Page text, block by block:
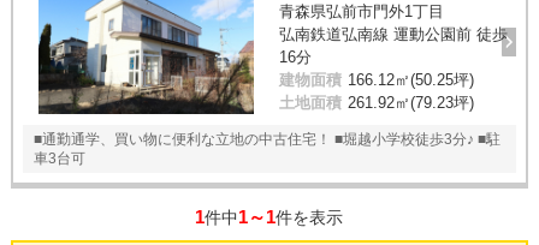
青森県弘前市門外1丁目
弘南鉄道弘南線 運動公園前 徒歩
16分
建物面積 166.12㎡(50.25坪)
土地面積 261.92㎡(79.23坪)
■通勤通学、買い物に便利な立地の中古住宅！ ■堀越小学校徒歩3分♪ ■駐
車3台可
1件中1～1件を表示